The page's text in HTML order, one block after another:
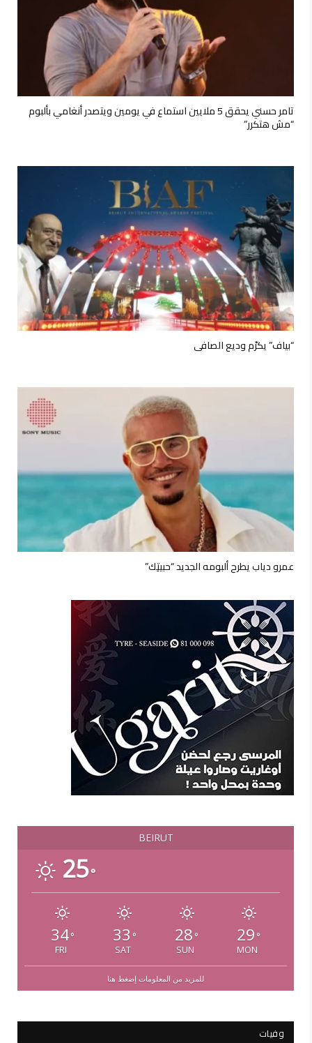
تامر حسني يحقق 5 ملايين استماع في يومين ويتصدر أنغامي بألبوم
“مش هتكرر”
“بياف” يكرّم وديع الصافي
عمرو دياب يطرح ألبومه الجديد “حبيتِك”
BEIRUT
25°
34°
FRI
33 °
SAT
28 °
SUN
29 °
MON
للمزيد من المعلومات إضغط هنا
وفيات